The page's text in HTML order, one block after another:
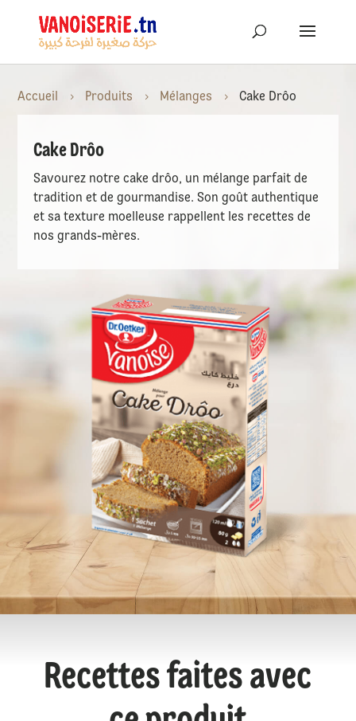
Accueil 5 Produits 5 Mélanges 5 Cake Drôo
Cake Drôo
Savourez notre cake drôo, un mélange parfait de
tradition et de gourmandise. Son goût authentique
et sa texture moelleuse rappellent les recettes de
nos grands-mères.
Recettes faites avec